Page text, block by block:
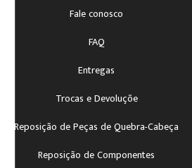
Fale conosco
FAQ
Entregas
Trocas e Devoluçõe
Reposição de Peças de Quebra-Cabeça
Reposição de Componentes